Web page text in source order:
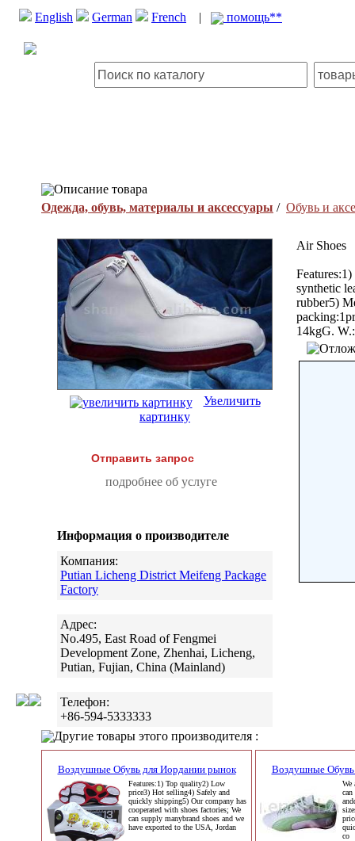
English German French | помощь**
Описание товара
Одежда, обувь, материалы и аксессуары / Обувь и
Увеличить
картинку
Отправить запрос
подробнее об услуге
Информация о производителе
Компания:
Putian Licheng District Meifeng Package
Factory
Адрес:
No.495, East Road of Fengmei
Development Zone, Zhenhai, Licheng,
Putian, Fujian, China (Mainland)
Телефон:
+86-594-5333333
Air Shoes
synthetic
rubber5)
14kgG.
Другие товары этого производителя :
Воздушные Обувь для Иордании рынок
Features:1) Top quality2) Low
price3) Hot selling4) Safely and
quickly shipping5) Our company has
cooperated with shoes factories; We
can supply manybrand shoes and we
have exported to the USA, Jordan
Воздушные
We
co